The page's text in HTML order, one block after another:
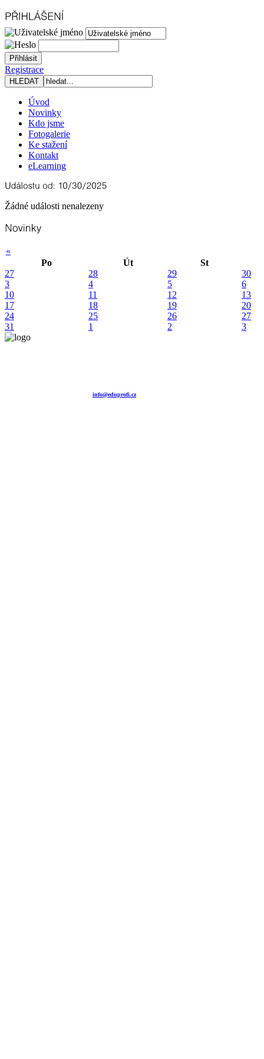
Registrace
Úvod
Novinky
Kdo jsme
Fotogalerie
Ke stažení
Kontakt
eLearning
Žádné události nenalezeny
«
Po
Út
St
27
28 29
30
3
4 5
6
10
11 12
13
17
18 19
20
24
25 26
27
31
1 2 3
info@eduprofi.cz